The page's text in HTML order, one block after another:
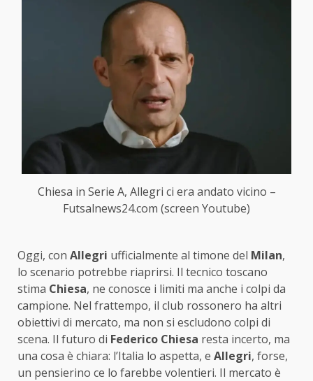
Chiesa in Serie A, Allegri ci era andato vicino –
Futsalnews24.com (screen Youtube)
Oggi, con Allegri ufficialmente al timone del Milan,
lo scenario potrebbe riaprirsi. Il tecnico toscano
stima Chiesa, ne conosce i limiti ma anche i colpi da
campione. Nel frattempo, il club rossonero ha altri
obiettivi di mercato, ma non si escludono colpi di
scena. Il futuro di Federico Chiesa resta incerto, ma
una cosa è chiara: l’Italia lo aspetta, e Allegri, forse,
un pensierino ce lo farebbe volentieri. Il mercato è